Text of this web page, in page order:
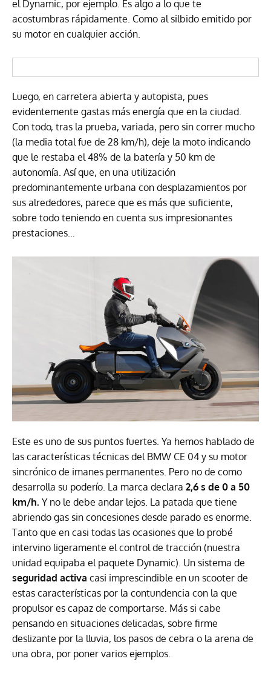
el Dynamic, por ejemplo. Es algo a lo que te
acostumbras rápidamente. Como al silbido emitido por
su motor en cualquier acción.
Luego, en carretera abierta y autopista, pues
evidentemente gastas más energía que en la ciudad.
Con todo, tras la prueba, variada, pero sin correr mucho
(la media total fue de 28 km/h), deje la moto indicando
que le restaba el 48% de la batería y 50 km de
autonomía. Así que, en una utilización
predominantemente urbana con desplazamientos por
sus alrededores, parece que es más que suficiente,
sobre todo teniendo en cuenta sus impresionantes
prestaciones…
Este es uno de sus puntos fuertes. Ya hemos hablado de
las características técnicas del BMW CE 04 y su motor
sincrónico de imanes permanentes. Pero no de como
desarrolla su poderío. La marca declara 2,6 s de 0 a 50
km/h. Y no le debe andar lejos. La patada que tiene
abriendo gas sin concesiones desde parado es enorme.
Tanto que en casi todas las ocasiones que lo probé
intervino ligeramente el control de tracción (nuestra
unidad equipaba el paquete Dynamic). Un sistema de
seguridad activa casi imprescindible en un scooter de
estas características por la contundencia con la que
propulsor es capaz de comportarse. Más si cabe
pensando en situaciones delicadas, sobre firme
deslizante por la lluvia, los pasos de cebra o la arena de
una obra, por poner varios ejemplos.